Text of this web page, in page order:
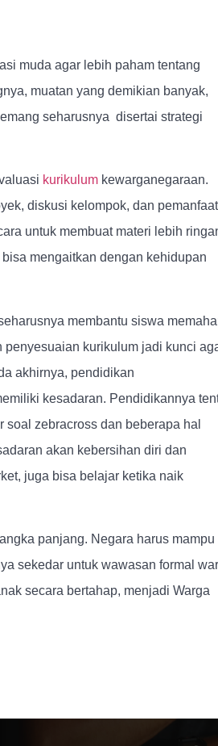
muda agar lebih paham tentang
muatan yang demikian banyak,
seharusnya disertai strategi
kurikulum kewarganegaraan.
diskusi kelompok, dan
untuk membuat materi lebih
mengaitkan dengan kehidupan
membantu siswa
kurikulum jadi kunci
akhirnya, pendidikan
kesadaran. Pendidikannya
zebracross dan beberapa hal
akan kebersihan diri dan
juga bisa belajar ketika naik
panjang. Negara harus mampu
sekedar untuk wawasan formal
secara bertahap, menjadi Warga